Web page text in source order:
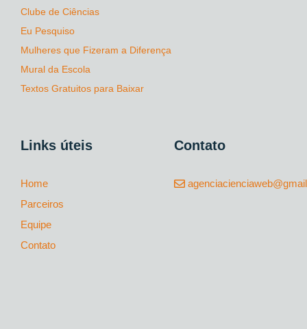
Clube de Ciências
Eu Pesquiso
Mulheres que Fizeram a Diferença
Mural da Escola
Textos Gratuitos para Baixar
Links úteis
Home
Parceiros
Equipe
Contato
Contato